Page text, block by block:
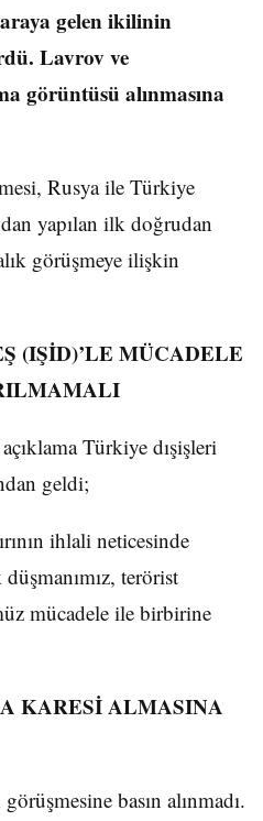
gelen ikilinin
Lavrov ve
görüntüsü alınmasına
Rusya ile Türkiye
yapılan ilk doğrudan
görüşmeye ilişkin
(IŞİD)’LE MÜCADELE
Türkiye dışişleri
geldi;
ihlali neticesinde
terörist
mücadele ile birbirine
KARESİ ALMASINA
basın alınmadı.